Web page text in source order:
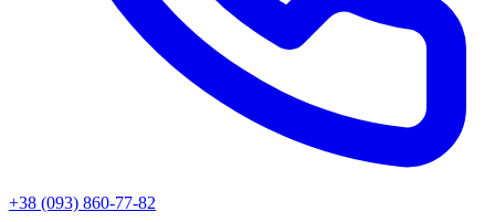
+38 (093) 860-77-82